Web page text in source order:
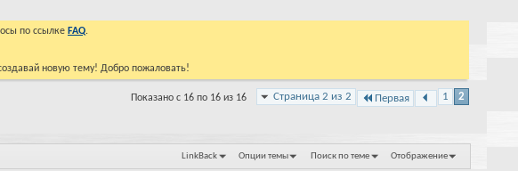
по ссылке FAQ.
новую тему! Добро пожаловать!
Страница 2 из 2 Первая 1 2
Показано с 16 по 16 из 16
LinkBack Опции темы Поиск по теме Отображение